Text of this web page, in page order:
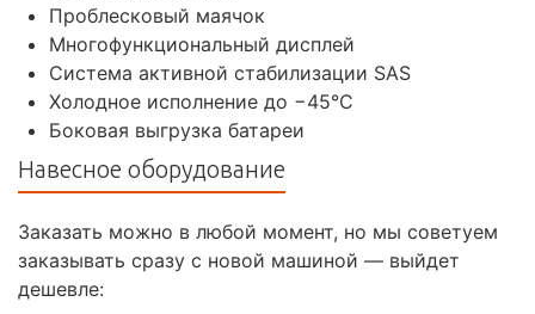
Проблесковый маячок
Многофункциональный дисплей
Система активной стабилизации SAS
Холодное исполнение до −45°С
Боковая выгрузка батареи
Навесное оборудование
Заказать можно в любой момент, но мы советуем
заказывать сразу с новой машиной — выйдет
дешевле: